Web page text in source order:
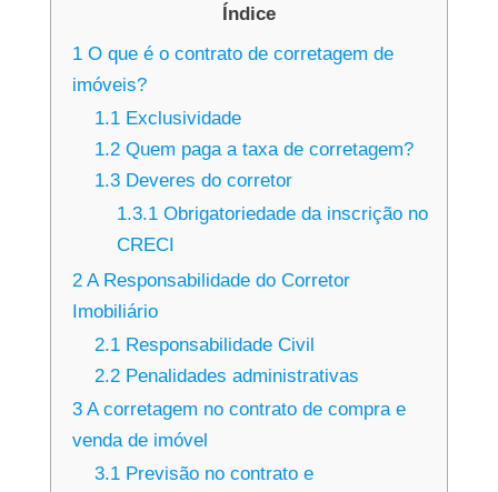
Índice
1 O que é o contrato de corretagem de
imóveis?
1.1 Exclusividade
1.2 Quem paga a taxa de corretagem?
1.3 Deveres do corretor
1.3.1 Obrigatoriedade da inscrição no
CRECI
2 A Responsabilidade do Corretor
Imobiliário
2.1 Responsabilidade Civil
2.2 Penalidades administrativas
3 A corretagem no contrato de compra e
venda de imóvel
3.1 Previsão no contrato e